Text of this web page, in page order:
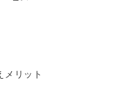
リット